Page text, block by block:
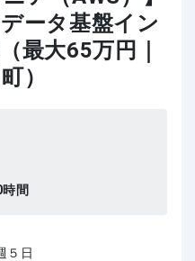
ータ基盤イン
最大65万円｜
）
間
５日